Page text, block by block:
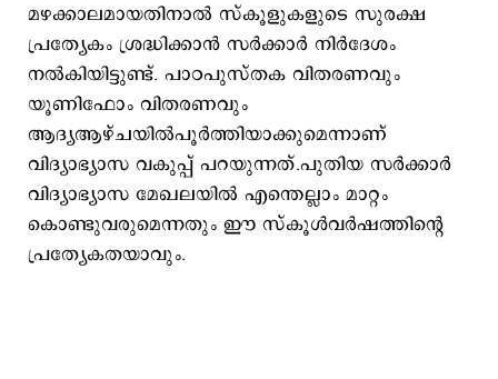
മഴക്കാലമായതിനാല്‍ സ്കൂളുകളുടെ സുരക്ഷ
പ്രത്യേകം ശ്രദ്ധിക്കാന്‍ സര്‍ക്കാര്‍ നിര്‍ദേശം
നല്‍കിയിട്ടുണ്ട്. പാഠപുസ്തക വിതരണവും
യൂണിഫോം വിതരണവും
ആദ്യആഴ്ചയില്‍പൂര്‍ത്തിയാക്കുമെന്നാണ്
വിദ്യാഭ്യാസ വകുപ്പ് പറയുന്നത്.പുതിയ സര്‍ക്കാര്‍
വിദ്യാഭ്യാസ മേഖലയില്‍ എന്തെല്ലാം മാറ്റം
കൊണ്ടുവരുമെന്നതും ഈ സ്കൂള്‍വര്‍ഷത്തിന്‍റെ
പ്രത്യേകതയാവും.